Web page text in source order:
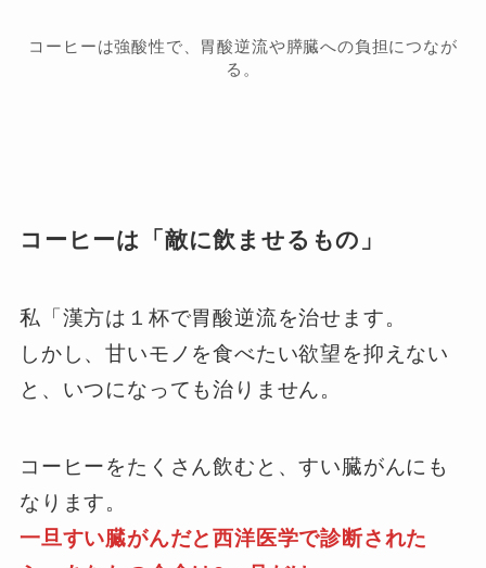
コーヒーは強酸性で、胃酸逆流や膵臓への負担につなが
る。
コーヒーは「敵に飲ませるもの」
私「漢方は１杯で胃酸逆流を治せます。
しかし、甘いモノを食べたい欲望を抑えない
と、いつになっても治りません。
コーヒーをたくさん飲むと、すい臓がんにも
なります。
一旦すい臓がんだと西洋医学で診断された